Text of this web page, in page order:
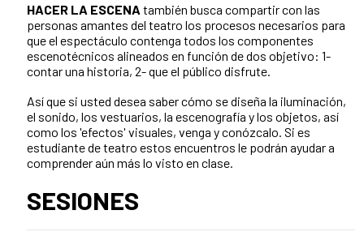
HACER LA ESCENA también busca compartir con las
personas amantes del teatro los procesos necesarios para
que el espectáculo contenga todos los componentes
escenotécnicos alineados en función de dos objetivo: 1-
contar una historia, 2- que el público disfrute.
Así que si usted desea saber cómo se diseña la iluminación,
el sonido, los vestuarios, la escenografía y los objetos, así
como los 'efectos' visuales, venga y conózcalo. Si es
estudiante de teatro estos encuentros le podrán ayudar a
comprender aún más lo visto en clase.
SESIONES